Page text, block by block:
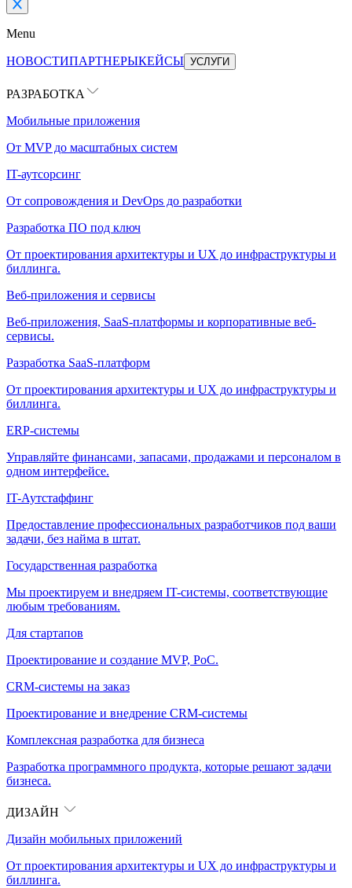
Menu
НОВОСТИПАРТНЕРЫКЕЙСЫ УСЛУГИ
РАЗРАБОТКА
Мобильные приложения
От MVP до масштабных систем
IT-аутсорсинг
От сопровождения и DevOps до разработки
Разработка ПО под ключ
От проектирования архитектуры и UX до инфраструктуры и
биллинга.
Веб-приложения и сервисы
Веб-приложения, SaaS-платформы и корпоративные веб-
сервисы.
Разработка SaaS-платформ
От проектирования архитектуры и UX до инфраструктуры и
биллинга.
ERP-системы
Управляйте финансами, запасами, продажами и персоналом в
одном интерфейсе.
IT-Аутстаффинг
Предоставление профессиональных разработчиков под ваши
задачи, без найма в штат.
Государственная разработка
Мы проектируем и внедряем IT-системы, соответствующие
любым требованиям.
Для стартапов
Проектирование и создание MVP, PoC.
CRM-системы на заказ
Проектирование и внедрение CRM-системы
Комплексная разработка для бизнеса
Разработка программного продукта, которые решают задачи
бизнеса.
ДИЗАЙН
Дизайн мобильных приложений
От проектирования архитектуры и UX до инфраструктуры и
биллинга.